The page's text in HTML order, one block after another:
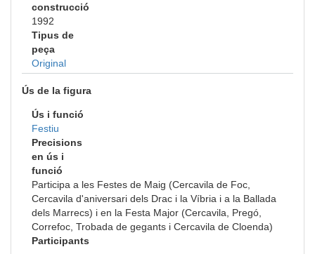
construcció
1992
Tipus de
peça
Original
Ús de la figura
Ús i funció
Festiu
Precisions
en ús i
funció
Participa a les Festes de Maig (Cercavila de Foc,
Cercavila d'aniversari dels Drac i la Víbria i a la Ballada
dels Marrecs) i en la Festa Major (Cercavila, Pregó,
Correfoc, Trobada de gegants i Cercavila de Cloenda)
Participants